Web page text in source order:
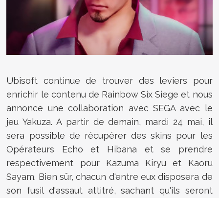
Ubisoft continue de trouver des leviers pour
enrichir le contenu de Rainbow Six Siege et nous
annonce une collaboration avec SEGA avec le
jeu Yakuza. A partir de demain, mardi 24 mai, il
sera possible de récupérer des skins pour les
Opérateurs Echo et Hibana et se prendre
respectivement pour Kazuma Kiryu et Kaoru
Sayam. Bien sûr, chacun d'entre eux disposera de
son fusil d'assaut attitré, sachant qu'ils seront